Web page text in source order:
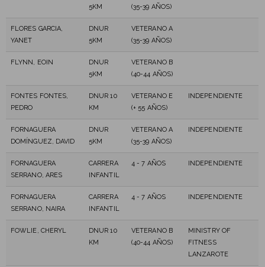
5KM
(35-39 AÑOS)
FLORES GARCIA,
YANET
DNUR
5KM
VETERANO A
(35-39 AÑOS)
FLYNN, EOIN
DNUR
5KM
VETERANO B
(40-44 AÑOS)
FONTES FONTES,
PEDRO
DNUR 10
KM
VETERANO E
(+ 55 AÑOS)
INDEPENDIENTE
FORNAGUERA
DOMÍNGUEZ, DAVID
DNUR
5KM
VETERANO A
(35-39 AÑOS)
INDEPENDIENTE
FORNAGUERA
SERRANO, ARES
CARRERA
INFANTIL
4 - 7 AÑOS INDEPENDIENTE
FORNAGUERA
SERRANO, NAIRA
CARRERA
INFANTIL
4 - 7 AÑOS INDEPENDIENTE
FOWLIE, CHERYL
DNUR 10
KM
VETERANO B
(40-44 AÑOS)
MINISTRY OF
FITNESS
LANZAROTE